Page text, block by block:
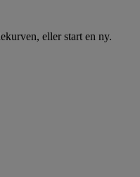
eller start en ny.